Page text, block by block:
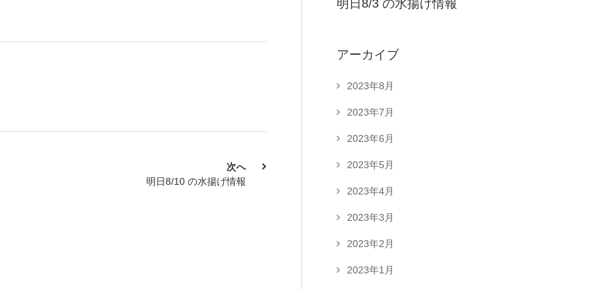
次へ
明日8/10 の水揚げ情報
明日8/3 の水揚げ情報
アーカイブ
2023年8月
2023年7月
2023年6月
2023年5月
2023年4月
2023年3月
2023年2月
2023年1月